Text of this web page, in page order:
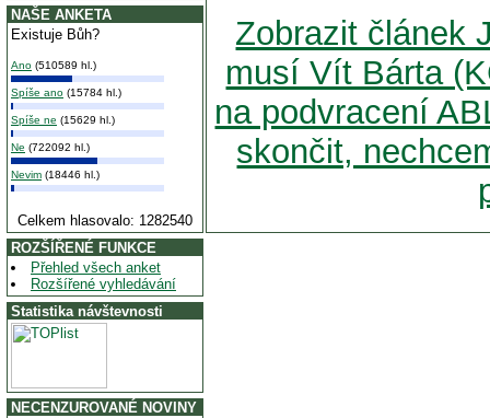
NAŠE ANKETA
Existuje Bůh?
Ano (510589 hl.)
Spíše ano (15784 hl.)
Spíše ne (15629 hl.)
Ne (722092 hl.)
Nevim (18446 hl.)
Celkem hlasovalo: 1282540
ROZŠÍŘENÉ FUNKCE
Přehled všech anket
Rozšířené vyhledávání
Statistika návštevnosti
NECENZUROVANÉ NOVINY
Zobrazit článek
musí Vít Bárta
na podvracení
skončit,